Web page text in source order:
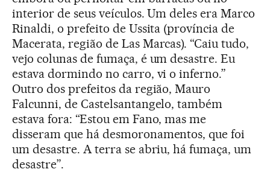
interior de seus veículos. Um deles era Marco
Rinaldi, o prefeito de Ussita (província de
Macerata, região de Las Marcas). “Caiu tudo,
vejo colunas de fumaça, é um desastre. Eu
estava dormindo no carro, vi o inferno.”
Outro dos prefeitos da região, Mauro
Falcunni, de Castelsantangelo, também
estava fora: “Estou em Fano, mas me
disseram que há desmoronamentos, que foi
um desastre. A terra se abriu, há fumaça, um
desastre”.